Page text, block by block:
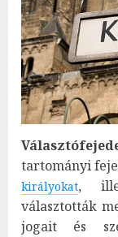
tartományi
királyokat,
választották
jogait és